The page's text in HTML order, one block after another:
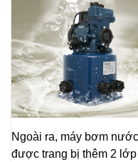
Ngoài ra, máy bơm
được trang bị thêm 2